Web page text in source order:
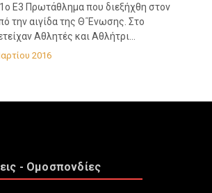
Ε3 Πρωτάθλημα που διεξήχθη στον
την αιγίδα της Θ΄Ένωσης. Στο
Αθλητές και Αθλήτρι...
2016
- Ομοσπονδίες